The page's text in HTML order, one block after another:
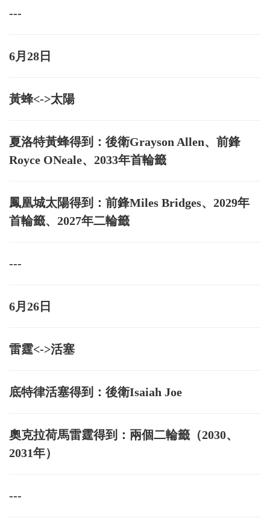
---
6月28日
黃蜂<->太陽
夏洛特黃蜂得到：後衛Grayson Allen、前鋒
Royce ONeale、2033年首輪籤
鳳凰城太陽得到：前鋒Miles Bridges、2029年
首輪籤、2027年二輪籤
---
6月26日
雷霆<->活塞
底特律活塞得到：後衛Isaiah Joe
奧克拉荷馬雷霆得到：兩個二輪籤（2030、
2031年）
---